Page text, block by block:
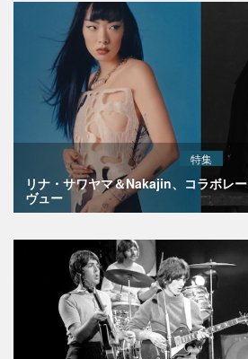
特集
リナ・サワヤマ＆Nakajin、コラボレ
ヴュー